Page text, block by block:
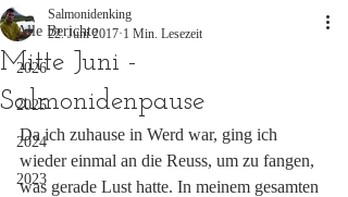
Alle Berichte
2026
2025
2024
2023
Mitte Juni -
Salmonidenpause
Salmonidenking
22. Juni 2017 1 Min. Lesezeit
Da ich zuhause in Werd war, ging ich
wieder einmal an die Reuss, um zu fangen,
was gerade Lust hatte. In meinem gesamten